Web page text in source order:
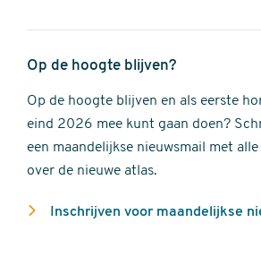
Op de hoogte blijven?
Op de hoogte blijven en als eerste
eind 2026 mee kunt gaan doen?
een maandelijkse nieuwsmail met
over de nieuwe atlas.
Inschrijven voor maandelijkse